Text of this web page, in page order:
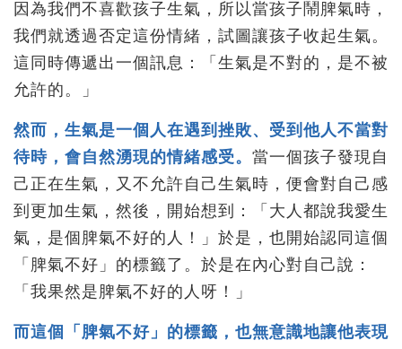
因為我們不喜歡孩子生氣，所以當孩子鬧脾氣時，
我們就透過否定這份情緒，試圖讓孩子收起生氣。
這同時傳遞出一個訊息：「生氣是不對的，是不被
允許的。」
然而，生氣是一個人在遇到挫敗、受到他人不當對
待時，會自然湧現的情緒感受。 當一個孩子發現自
己正在生氣，又不允許自己生氣時，便會對自己感
到更加生氣，然後，開始想到：「大人都說我愛生
氣，是個脾氣不好的人！」於是，也開始認同這個
「脾氣不好」的標籤了。於是在內心對自己說：
「我果然是脾氣不好的人呀！」
而這個「脾氣不好」的標籤，也無意識地讓他表現